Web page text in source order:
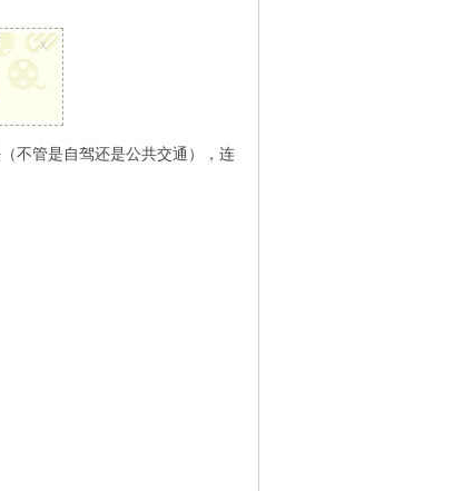
x
不管是自驾还是公共交通），连